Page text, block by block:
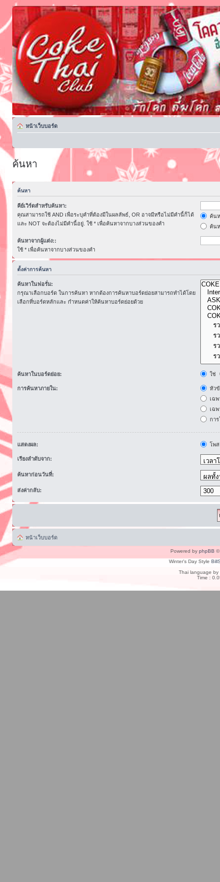
หน้าเว็บบอร์ด
ค้นหา
ค้นหา
คีย์เวิร์ดสำหรับค้นหา:
คุณสามารถใช้ AND เพื่อระบุคำที่ต้องมีในผลลัพธ์, OR อาจมีหรือไม่มีคำนี้ก็ได้
และ NOT จะต้องไม่มีคำนี้อยู่. ใช้ * เพื่อค้นหาจากบางส่วนของคำ
ค้น
ค้น
ค้นหาจากผู้แต่ง::
ใช้ * เพื่อค้นหาจากบางส่วนของคำ
ตั้งค่าการค้นหา
ค้นหาในฟอรั่ม:
กรุณาเลือกบอร์ด ในการค้นหา หากต้องการค้นหาบอร์ดย่อยสามารถทำได้โดย
เลือกที่บอร์ดหลักและ กำหนดค่าให้ค้นหาบอร์ดย่อยด้วย
ค้นหาในบอร์ดย่อย: ใช่
การค้นหาภายใน:
หัว
เฉ
เฉ
กา
แสดงผล: โพ
เรียงลำดับจาก:
ค้นหาก่อนวันที่:
ส่งค่ากลับ:
หน้าเว็บบอร์ด
Powered by phpBB ©
Winter's Day Style
Thai language by
Time :